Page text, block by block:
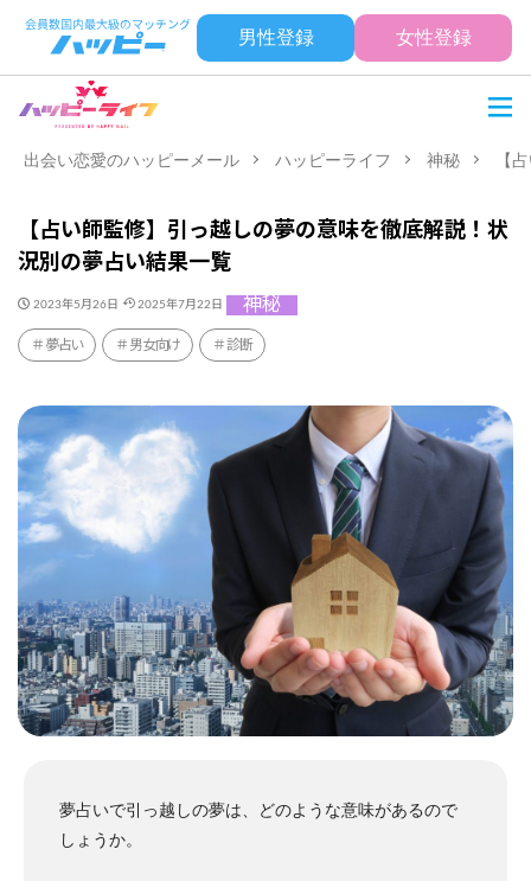
男性登録 女性登録
出会い恋愛のハッピーメール ハッピーライフ 神秘 【
【占い師監修】引っ越しの夢の意味を徹底解説！状
況別の夢占い結果一覧
2023年5月26日 2025年7月22日 神秘
夢占い 男女向け 診断
夢占いで引っ越しの夢は、どのような意味があるので
しょうか。